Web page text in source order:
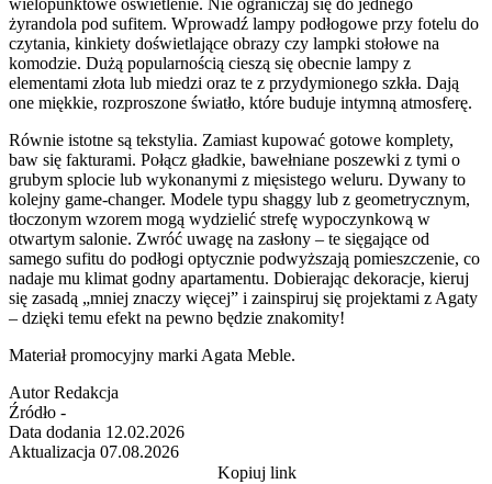
wielopunktowe oświetlenie. Nie ograniczaj się do jednego
żyrandola pod sufitem. Wprowadź lampy podłogowe przy fotelu do
czytania, kinkiety doświetlające obrazy czy lampki stołowe na
komodzie. Dużą popularnością cieszą się obecnie lampy z
elementami złota lub miedzi oraz te z przydymionego szkła. Dają
one miękkie, rozproszone światło, które buduje intymną atmosferę.
Równie istotne są tekstylia. Zamiast kupować gotowe komplety,
baw się fakturami. Połącz gładkie, bawełniane poszewki z tymi o
grubym splocie lub wykonanymi z mięsistego weluru. Dywany to
kolejny game-changer. Modele typu shaggy lub z geometrycznym,
tłoczonym wzorem mogą wydzielić strefę wypoczynkową w
otwartym salonie. Zwróć uwagę na zasłony – te sięgające od
samego sufitu do podłogi optycznie podwyższają pomieszczenie, co
nadaje mu klimat godny apartamentu. Dobierając dekoracje, kieruj
się zasadą „mniej znaczy więcej” i zainspiruj się projektami z Agaty
– dzięki temu efekt na pewno będzie znakomity!
Materiał promocyjny marki Agata Meble.
Autor Redakcja
Źródło -
Data dodania 12.02.2026
Aktualizacja 07.08.2026
Kopiuj link